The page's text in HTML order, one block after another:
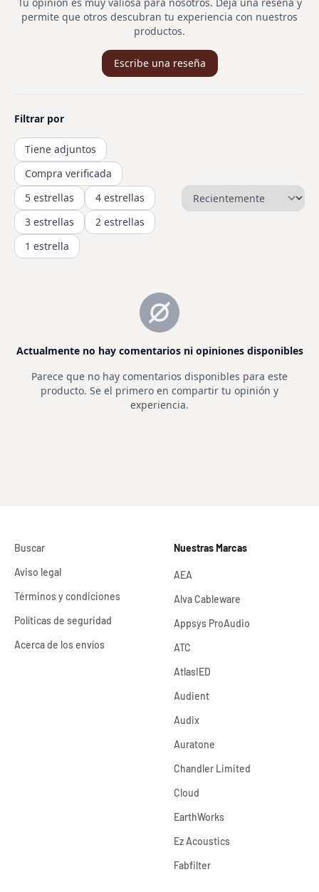
Buscar
Aviso legal
Términos y condiciones
Políticas de seguridad
Acerca de los envíos
Nuestras Marcas
AEA
Alva Cableware
Appsys ProAudio
ATC
AtlasIED
Audient
Audix
Auratone
Chandler Limited
Cloud
EarthWorks
Ez Acoustics
Fabfilter